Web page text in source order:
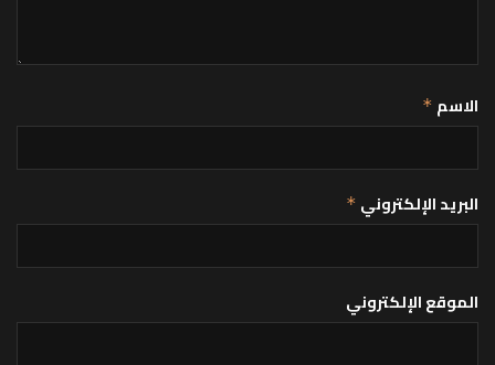
الاسم *
البريد الإلكتروني *
الموقع الإلكتروني